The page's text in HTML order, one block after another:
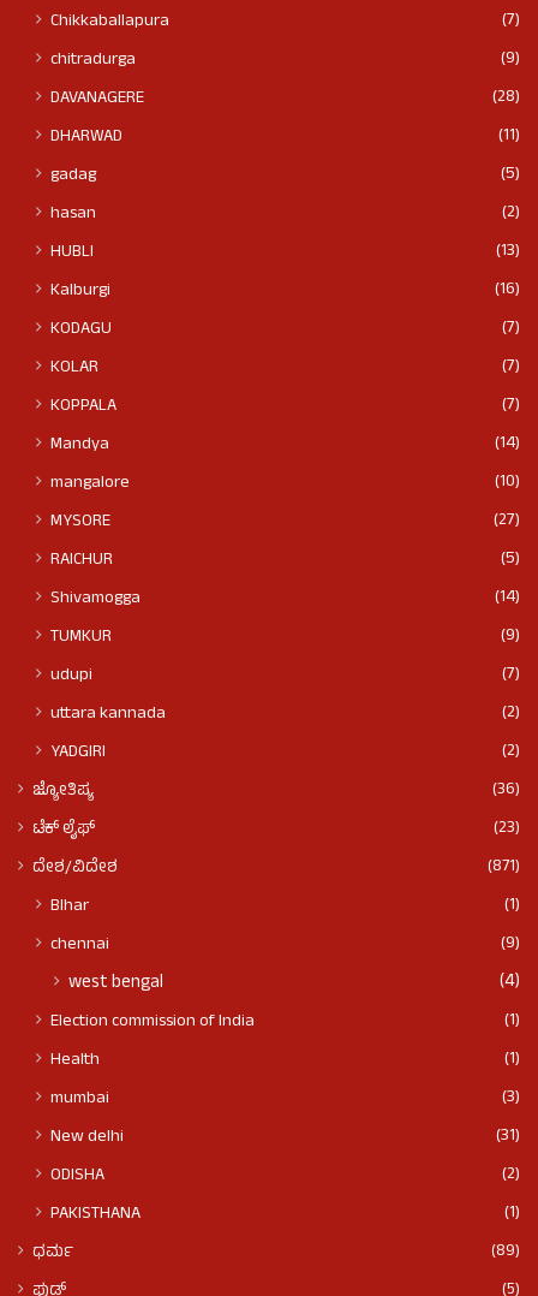
Chikkaballapura
(7)
chitradurga
(9)
DAVANAGERE
(28)
DHARWAD
(11)
gadag
(5)
hasan
(2)
HUBLI
(13)
Kalburgi
(16)
KODAGU
(7)
KOLAR
(7)
KOPPALA
(7)
Mandya
(14)
mangalore
(10)
MYSORE
(27)
RAICHUR
(5)
Shivamogga
(14)
TUMKUR
(9)
udupi
(7)
uttara kannada
(2)
YADGIRI
(2)
ಜ್ಯೋತಿಷ್ಯ
(36)
ಟೆಕ್ ಲೈಫ್
(23)
ದೇಶ/ವಿದೇಶ
(871)
BIhar
(1)
chennai
(9)
west bengal (4)
Election commission of India
(1)
Health
(1)
mumbai
(3)
New delhi
(31)
ODISHA
(2)
PAKISTHANA
(1)
ಧರ್ಮ
(89)
(5)